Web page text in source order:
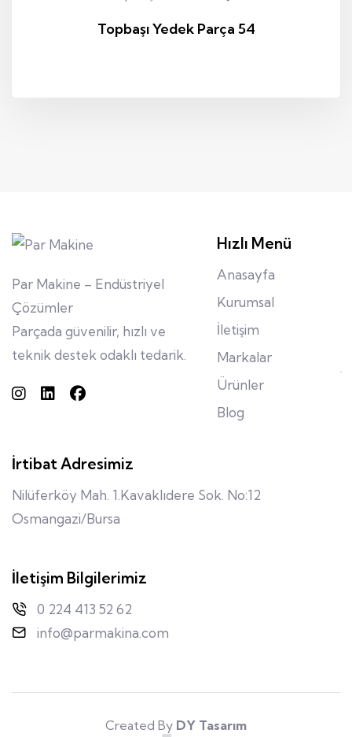
Topbaşı Yedek Parça 54
Par Makine – Endüstriyel
Çözümler
Parçada güvenilir, hızlı ve
teknik destek odaklı tedarik.
Hızlı Menü
Anasayfa
Kurumsal
İletişim
Markalar
Ürünler
Blog
İrtibat Adresimiz
Nilüferköy Mah. 1.Kavaklıdere Sok. No:12
Osmangazi/Bursa
İletişim Bilgilerimiz
0 224 413 52 62
info@parmakina.com
Created By DY Tasarım